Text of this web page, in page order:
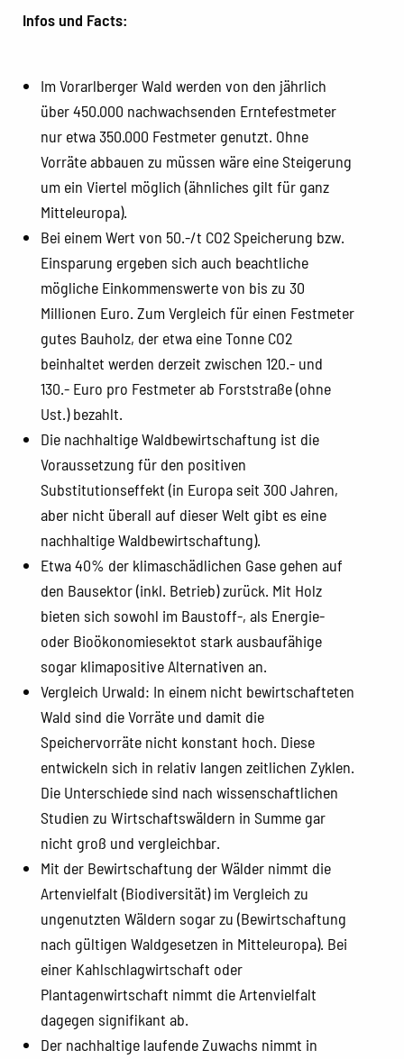
Infos und Facts:
Im Vorarlberger Wald werden von den jährlich
über 450.000 nachwachsenden Erntefestmeter
nur etwa 350.000 Festmeter genutzt. Ohne
Vorräte abbauen zu müssen wäre eine Steigerung
um ein Viertel möglich (ähnliches gilt für ganz
Mitteleuropa).
Bei einem Wert von 50.-/t CO2 Speicherung bzw.
Einsparung ergeben sich auch beachtliche
mögliche Einkommenswerte von bis zu 30
Millionen Euro. Zum Vergleich für einen Festmeter
gutes Bauholz, der etwa eine Tonne CO2
beinhaltet werden derzeit zwischen 120.- und
130.- Euro pro Festmeter ab Forststraße (ohne
Ust.) bezahlt.
Die nachhaltige Waldbewirtschaftung ist die
Voraussetzung für den positiven
Substitutionseffekt (in Europa seit 300 Jahren,
aber nicht überall auf dieser Welt gibt es eine
nachhaltige Waldbewirtschaftung).
Etwa 40% der klimaschädlichen Gase gehen auf
den Bausektor (inkl. Betrieb) zurück. Mit Holz
bieten sich sowohl im Baustoff-, als Energie-
oder Bioökonomiesektot stark ausbaufähige
sogar klimapositive Alternativen an.
Vergleich Urwald: In einem nicht bewirtschafteten
Wald sind die Vorräte und damit die
Speichervorräte nicht konstant hoch. Diese
entwickeln sich in relativ langen zeitlichen Zyklen.
Die Unterschiede sind nach wissenschaftlichen
Studien zu Wirtschaftswäldern in Summe gar
nicht groß und vergleichbar.
Mit der Bewirtschaftung der Wälder nimmt die
Artenvielfalt (Biodiversität) im Vergleich zu
ungenutzten Wäldern sogar zu (Bewirtschaftung
nach gültigen Waldgesetzen in Mitteleuropa). Bei
einer Kahlschlagwirtschaft oder
Plantagenwirtschaft nimmt die Artenvielfalt
dagegen signifikant ab.
Der nachhaltige laufende Zuwachs nimmt in